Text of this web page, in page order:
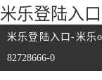
米乐登陆入口
米乐登陆入口-米乐
82728666-0